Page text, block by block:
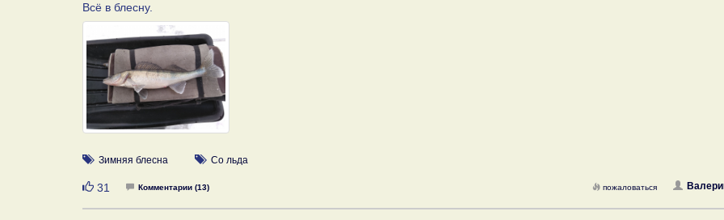
Всё в блесну.
Зимняя блесна Со льда
Нравится
31 Комментарии (13) пожаловаться